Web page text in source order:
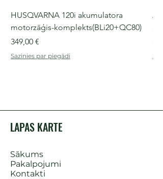
HUSQVARNA 120i akumulatora
motorzāģis-komplekts(BLi20+QC80)
Cena
349,00 €
Sazinies par piegādi
LAPAS KARTE
Sākums
Pakalpojumi
Kontakti